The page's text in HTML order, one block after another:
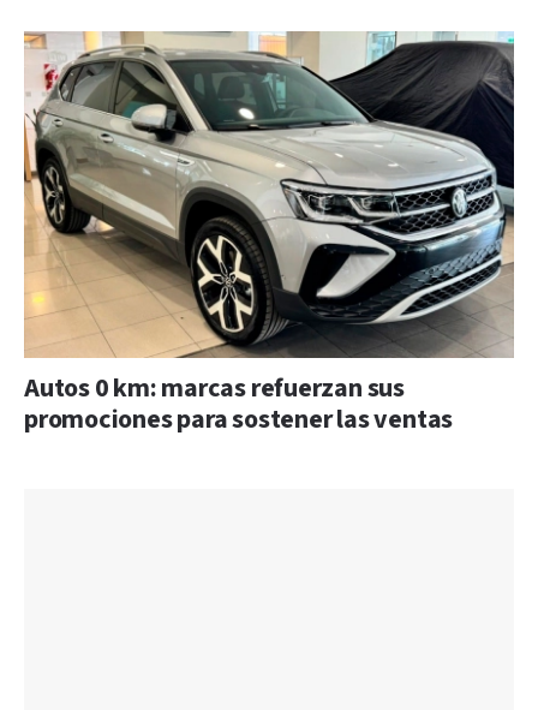
Autos 0 km: marcas refuerzan sus
promociones para sostener las ventas